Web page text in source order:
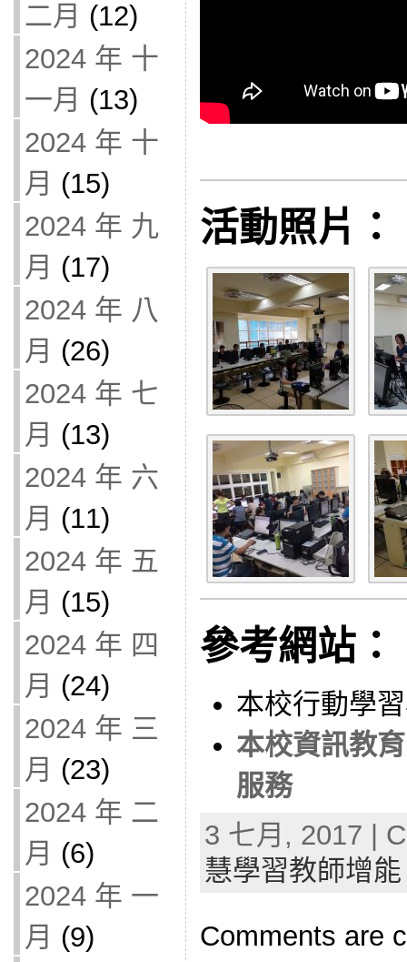
二月 (12)
2024 年 十
一月 (13)
2024 年 十
月 (15)
2024 年 九
月 (17)
2024 年 八
月 (26)
2024 年 七
月 (13)
2024 年 六
月 (11)
2024 年 五
月 (15)
2024 年 四
月 (24)
2024 年 三
月 (23)
2024 年 二
月 (6)
2024 年 一
月 (9)
活動照片：
參考網站：
本校行動學
本校資訊教
服務
3 七月, 2017 |
慧學習教師增能
Comments are